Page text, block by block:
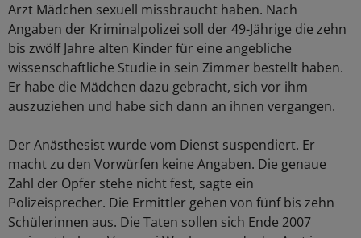
Arzt Mädchen sexuell missbraucht haben. Nach
Angaben der Kriminalpolizei soll der 49-Jährige die zehn
bis zwölf Jahre alten Kinder für eine angebliche
wissenschaftliche Studie in sein Zimmer bestellt haben.
Er habe die Mädchen dazu gebracht, sich vor ihm
auszuziehen und habe sich dann an ihnen vergangen.
Der Anästhesist wurde vom Dienst suspendiert. Er
macht zu den Vorwürfen keine Angaben. Die genaue
Zahl der Opfer stehe nicht fest, sagte ein
Polizeisprecher. Die Ermittler gehen von fünf bis zehn
Schülerinnen aus. Die Taten sollen sich Ende 2007